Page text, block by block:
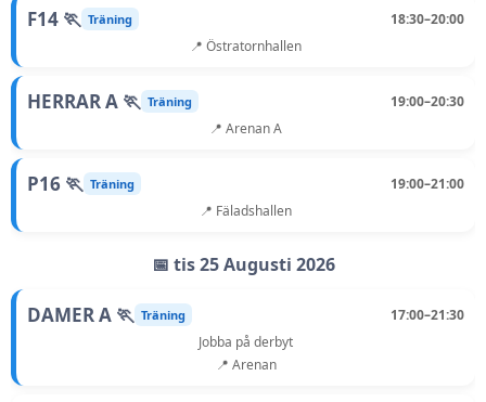
F14 🏃 Träning
18:30–20:00
📍 Östratornhallen
HERRAR A 🏃 Träning
19:00–20:30
📍 Arenan A
P16 🏃 Träning
19:00–21:00
📍 Fäladshallen
📅 tis 25 Augusti 2026
DAMER A 🏃 Träning
17:00–21:30
Jobba på derbyt
📍 Arenan